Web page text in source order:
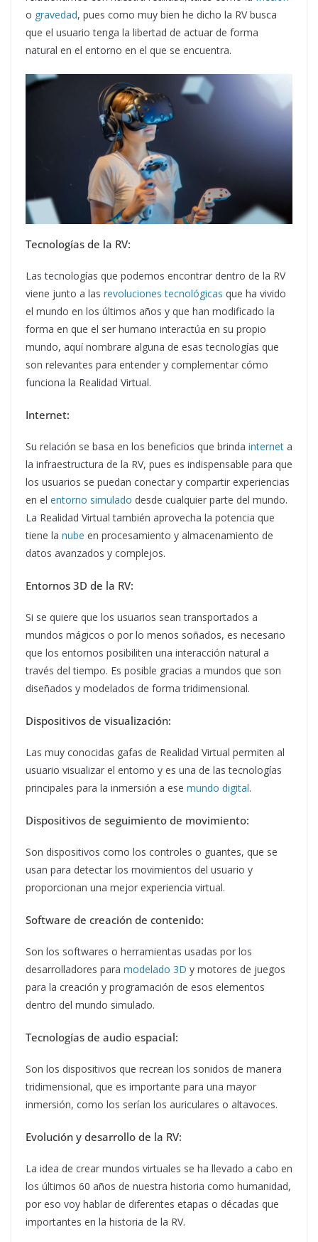
o gravedad, pues como muy bien he dicho la RV busca
que el usuario tenga la libertad de actuar de forma
natural en el entorno en el que se encuentra.
Tecnologías de la RV:
Las tecnologías que podemos encontrar dentro de la RV
viene junto a las revoluciones tecnológicas que ha vivido
el mundo en los últimos años y que han modificado la
forma en que el ser humano interactúa en su propio
mundo, aquí nombrare alguna de esas tecnologías que
son relevantes para entender y complementar cómo
funciona la Realidad Virtual.
Internet:
Su relación se basa en los beneficios que brinda internet a
la infraestructura de la RV, pues es indispensable para que
los usuarios se puedan conectar y compartir experiencias
en el entorno simulado desde cualquier parte del mundo.
La Realidad Virtual también aprovecha la potencia que
tiene la nube en procesamiento y almacenamiento de
datos avanzados y complejos.
Entornos 3D de la RV:
Si se quiere que los usuarios sean transportados a
mundos mágicos o por lo menos soñados, es necesario
que los entornos posibiliten una interacción natural a
través del tiempo. Es posible gracias a mundos que son
diseñados y modelados de forma tridimensional.
Dispositivos de visualización:
Las muy conocidas gafas de Realidad Virtual permiten al
usuario visualizar el entorno y es una de las tecnologías
principales para la inmersión a ese mundo digital.
Dispositivos de seguimiento de movimiento:
Son dispositivos como los controles o guantes, que se
usan para detectar los movimientos del usuario y
proporcionan una mejor experiencia virtual.
Software de creación de contenido:
Son los softwares o herramientas usadas por los
desarrolladores para modelado 3D y motores de juegos
para la creación y programación de esos elementos
dentro del mundo simulado.
Tecnologías de audio espacial:
Son los dispositivos que recrean los sonidos de manera
tridimensional, que es importante para una mayor
inmersión, como los serían los auriculares o altavoces.
Evolución y desarrollo de la RV:
La idea de crear mundos virtuales se ha llevado a cabo en
los últimos 60 años de nuestra historia como humanidad,
por eso voy hablar de diferentes etapas o décadas que
importantes en la historia de la RV.